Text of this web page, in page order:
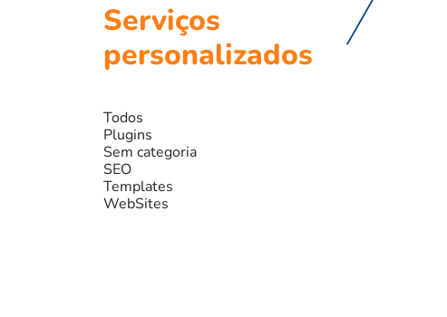
Serviços
personalizados
Todos
Plugins
Sem categoria
SEO
Templates
WebSites